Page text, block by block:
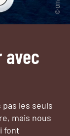
avec
les seuls
mais nous
font